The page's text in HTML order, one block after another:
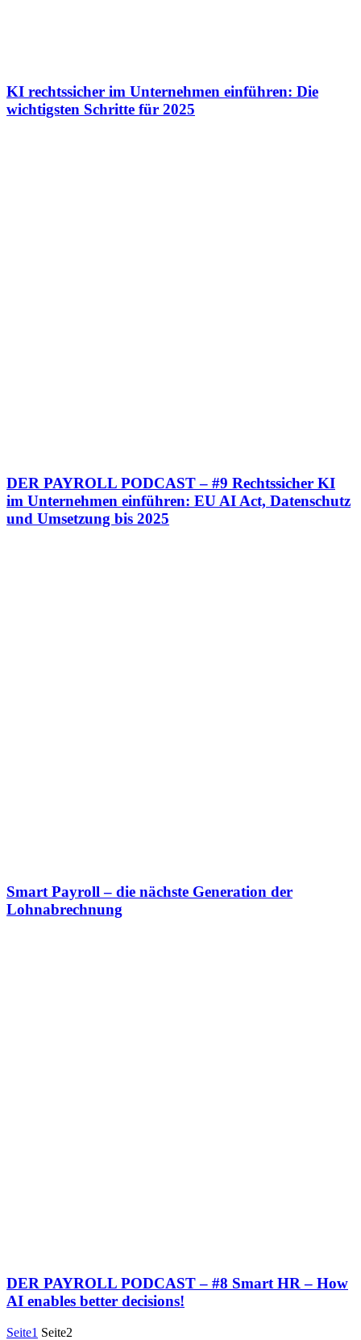
KI rechtssicher im Unternehmen einführen: Die
wichtigsten Schritte für 2025
DER PAYROLL PODCAST – #9 Rechtssicher KI
im Unternehmen einführen: EU AI Act, Datenschutz
und Umsetzung bis 2025
Smart Payroll – die nächste Generation der
Lohnabrechnung
DER PAYROLL PODCAST – #8 Smart HR – How
AI enables better decisions!
Seite1 Seite2